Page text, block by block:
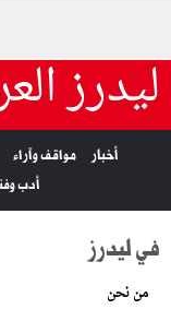
ليدرز
أخبار مواقف وآراء
أدب
في ليدرز
من نحن